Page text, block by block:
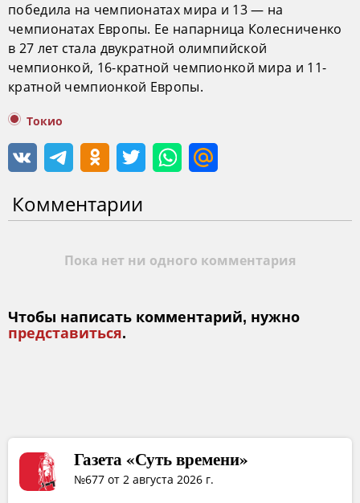
победила на чемпионатах мира и 13 — на
чемпионатах Европы. Ее напарница Колесниченко
в 27 лет стала двукратной олимпийской
чемпионкой, 16-кратной чемпионкой мира и 11-
кратной чемпионкой Европы.
Токио
Комментарии
Пока нет ни одного комментария
Чтобы написать комментарий, нужно
представиться.
Газета «Суть времени»
№677 от 2 августа 2026 г.